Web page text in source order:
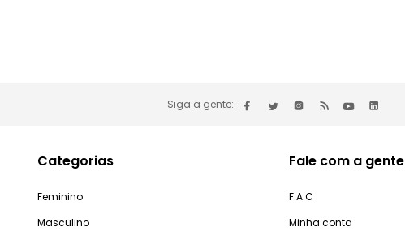
Siga a gente:
Categorias
Feminino
Masculino
Fale com a gente
F.A.C
Minha conta